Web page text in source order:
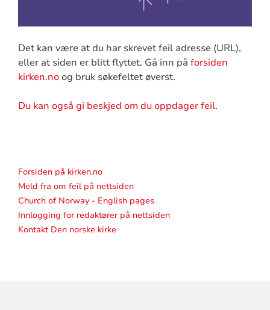
Det kan være at du har skrevet feil adresse (URL),
eller at siden er blitt flyttet. Gå inn på forsiden
kirken.noog bruk søkefeltet øverst.
Du kan også gi beskjed om du oppdager feil.
Forsiden på kirken.no
Meld fra om feil på nettsiden
Church of Norway - English pages
Innlogging for redaktører på nettsiden
Kontakt Den norske kirke